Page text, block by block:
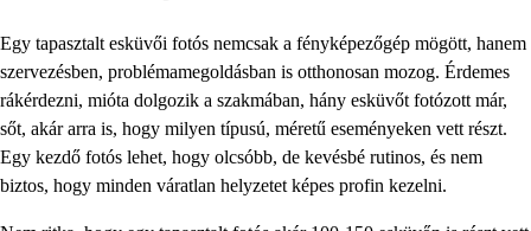
Egy tapasztalt esküvői fotós nemcsak a fényképezőgép mögött, hanem
szervezésben, problémamegoldásban is otthonosan mozog. Érdemes
rákérdezni, mióta dolgozik a szakmában, hány esküvőt fotózott már,
sőt, akár arra is, hogy milyen típusú, méretű eseményeken vett részt.
Egy kezdő fotós lehet, hogy olcsóbb, de kevésbé rutinos, és nem
biztos, hogy minden váratlan helyzetet képes profin kezelni.